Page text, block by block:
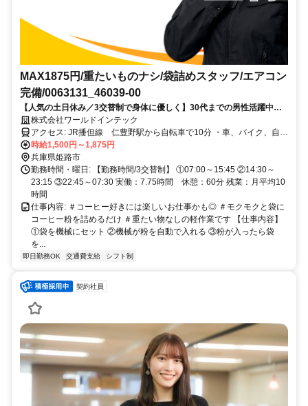
MAX1875円/重たいものナシ/袋詰めスタッフ/エアコン
完備/0063131_46039-00
【人気の土日休み／3交替制で身体に優しく】30代までの男性活躍中◇
月収例26万円◇未経験OK◇履歴書不要ですぐエントリーOK
株式会社ワールドインテック
アクセス: JR播但線 仁豊野駅から自転車で10分 ・車、バイク、自転
車通勤OK ・交通費規定支給
時給1,500円～1,875円
兵庫県姫路市
勤務時間・曜日: 【勤務時間/3交替制】 ①07:00～15:45 ②14:30～
23:15 ③22:45～07:30 実働：7.75時間 休憩：60分 残業：月平均10
時間
仕事内容: ＃コーヒー好きには楽しいお仕事かも◎ ＃モクモクと袋に
コーヒー粉を詰めるだけ ＃重たい物なしの軽作業です 【仕事内容】
①袋を機械にセット ②機械が粉を自動で入れる ③粉が入ったら袋
を...
即日勤務OK 交通費支給 シフト制
契約社員